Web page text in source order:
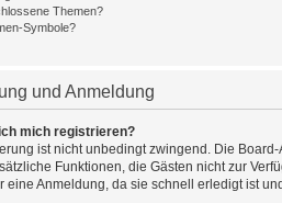
Themen?
Symbole?
und Anmeldung
mich registrieren?
ist nicht unbedingt zwingend. Die
Funktionen, die Gästen nicht zur
eine Anmeldung, da sie schnell erledigt ist